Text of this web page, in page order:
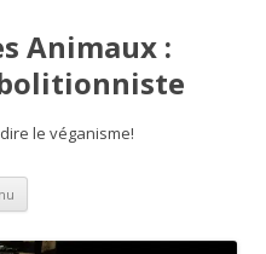
Animaux :
le véganisme!
Aller
contenu